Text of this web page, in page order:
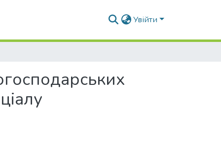
Увійти